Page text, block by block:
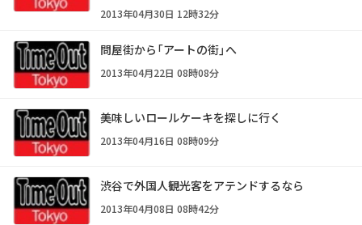
2013年04月30日 12時32分
問屋街から「アートの街」へ
2013年04月22日 08時08分
美味しいロールケーキを探しに行く
2013年04月16日 08時09分
渋谷で外国人観光客をアテンドするなら
2013年04月08日 08時42分